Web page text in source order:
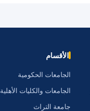
الأقسام
الجامعات الحكومية
الجامعات والكليات الأهلية
جامعة التراث